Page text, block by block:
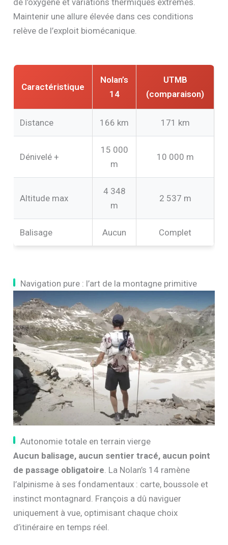
Maintenir une allure élevée dans ces conditions
relève de l’exploit biomécanique.
Caractéristique
Nolan’s
14
UTMB
(comparaison)
Distance 166 km 171 km
Dénivelé +
15 000
m
10 000 m
Altitude max
4 348
m
2 537 m
Balisage Aucun Complet
Navigation pure : l’art de la montagne primitive
Autonomie totale en terrain vierge
Aucun balisage, aucun sentier tracé, aucun point
de passage obligatoire . La Nolan’s 14 ramène
l’alpinisme à ses fondamentaux : carte, boussole et
instinct montagnard. François a dû naviguer
uniquement à vue, optimisant chaque choix
d’itinéraire en temps réel.